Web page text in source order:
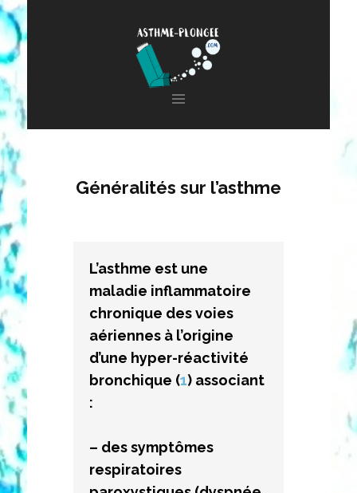
principal
Généralités sur l’asthme
L’asthme est une
maladie inflammatoire
chronique des voies
aériennes à l’origine
d’une hyper-réactivité
bronchique (1) associant
:
– des symptômes
respiratoires